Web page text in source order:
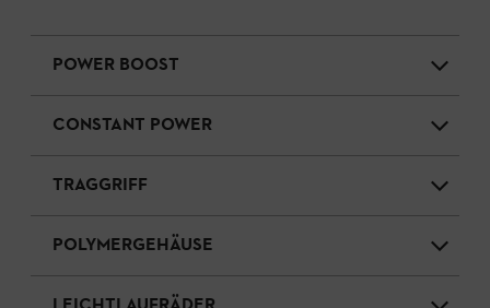
POWER BOOST
CONSTANT POWER
TRAGGRIFF
POLYMERGEHÄUSE